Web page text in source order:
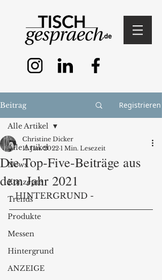
Beitrag Registrieren
Alle Artikel
News
Konzepte
Trends
Produkte
Messen
Hintergrund
ANZEIGE
Alle Artikel
Die Top-Five-Beiträge aus
dem Jahr 2021
Christine Dicker
11. Jan. 2022 1 Min. Lesezeit
- HINTERGRUND -